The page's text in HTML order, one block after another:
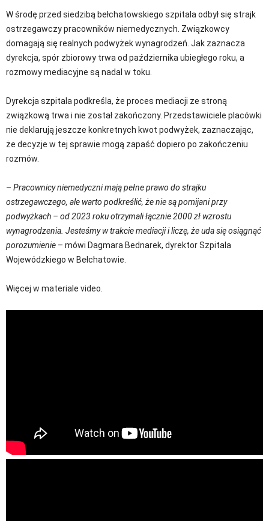
W środę przed siedzibą bełchatowskiego szpitala odbył się strajk
ostrzegawczy pracowników niemedycznych. Związkowcy
domagają się realnych podwyżek wynagrodzeń. Jak zaznacza
dyrekcja, spór zbiorowy trwa od października ubiegłego roku, a
rozmowy mediacyjne są nadal w toku.
Dyrekcja szpitala podkreśla, że proces mediacji ze stroną
związkową trwa i nie został zakończony. Przedstawiciele placówki
nie deklarują jeszcze konkretnych kwot podwyżek, zaznaczając,
że decyzje w tej sprawie mogą zapaść dopiero po zakończeniu
rozmów.
– Pracownicy niemedyczni mają pełne prawo do strajku
ostrzegawczego, ale warto podkreślić, że nie są pomijani przy
podwyżkach – od 2023 roku otrzymali łącznie 2000 zł wzrostu
wynagrodzenia. Jesteśmy w trakcie mediacji i liczę, że uda się osiągnąć
porozumienie – mówi Dagmara Bednarek, dyrektor Szpitala
Wojewódzkiego w Bełchatowie.
Więcej w materiale video.